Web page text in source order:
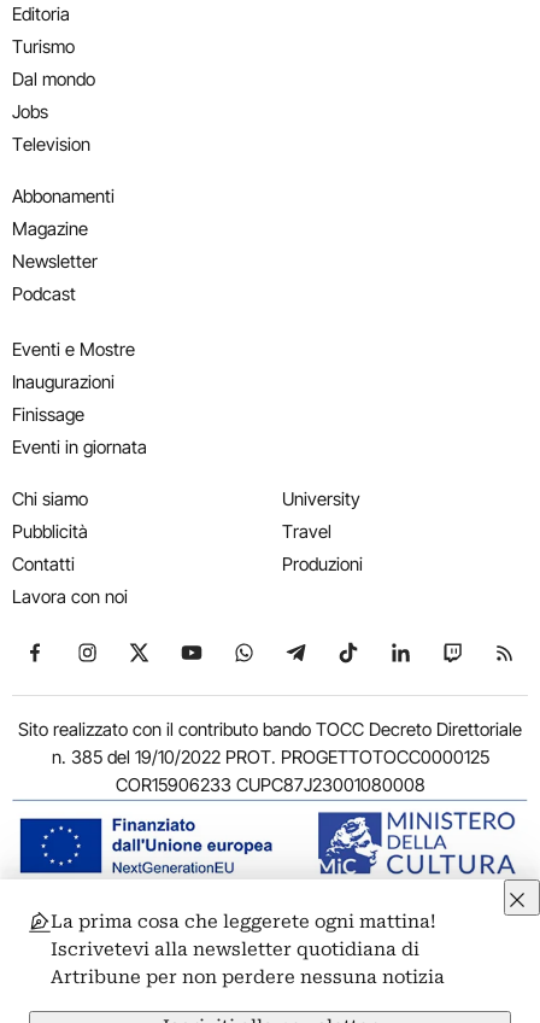
Editoria
Turismo
Dal mondo
Jobs
Television
Abbonamenti
Magazine
Newsletter
Podcast
Eventi e Mostre
Inaugurazioni
Finissage
Eventi in giornata
Chi siamo
Pubblicità
Contatti
Lavora con noi
University
Travel
Produzioni
Seguici su Facebook
Seguici su Instagram
Seguici su X
Seguici su YouTube
Seguici su WhatsApp
Seguici su Telegram
Seguici su TikTok
Seguici su
Seguici
Sito realizzato con il contributo bando TOCC Decreto Direttoriale
n. 385 del 19/10/2022 PROT. PROGETTOTOCC0000125
COR15906233 CUPC87J23001080008
© 2011-2026 ARTRIBUNE srl – Corso Vittorio Emanuele II, 287 –
00186 Roma - P.I. 11381581005
Privacy: Responsabile della protezione dei dati personali
ARTRIBUNE srl – Corso Vittorio Emanuele II, 287 – 00186 Roma
La prima cosa che leggerete ogni mattina!
Iscrivetevi alla newsletter quotidiana di
Artribune per non perdere nessuna notizia